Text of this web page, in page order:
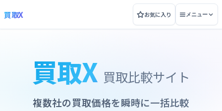
買取X お気に入り メニュー
買取X 買取比較サイト
複数社の買取価格を瞬時に一括比較